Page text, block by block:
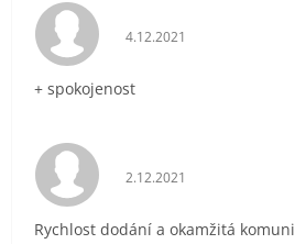
Hodnocení obchodu je
4.12.2021
+ spokojenost
Hodnocení obchodu je
2.12.2021
Rychlost dodání a okamžitá